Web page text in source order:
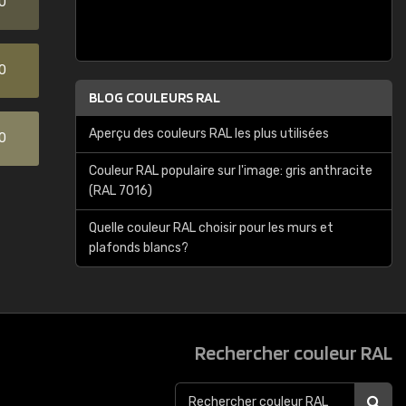
BLOG COULEURS RAL
Aperçu des couleurs RAL les plus utilisées
Couleur RAL populaire sur l'image: gris anthracite
(RAL 7016)
Quelle couleur RAL choisir pour les murs et
plafonds blancs?
Rechercher couleur RAL